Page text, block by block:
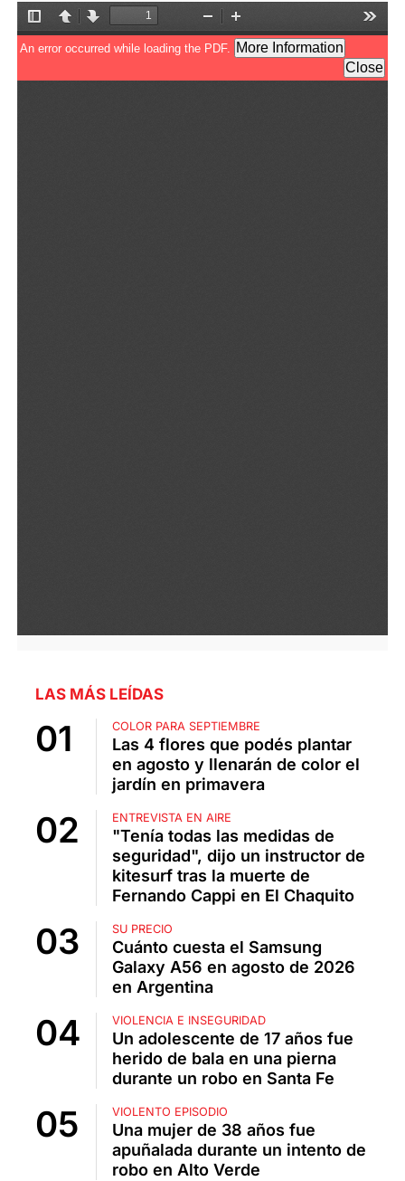
LAS MÁS LEÍDAS
COLOR PARA SEPTIEMBRE
Las 4 flores que podés plantar
en agosto y llenarán de color el
jardín en primavera
ENTREVISTA EN AIRE
"Tenía todas las medidas de
seguridad", dijo un instructor de
kitesurf tras la muerte de
Fernando Cappi en El Chaquito
SU PRECIO
Cuánto cuesta el Samsung
Galaxy A56 en agosto de 2026
en Argentina
VIOLENCIA E INSEGURIDAD
Un adolescente de 17 años fue
herido de bala en una pierna
durante un robo en Santa Fe
VIOLENTO EPISODIO
Una mujer de 38 años fue
apuñalada durante un intento de
robo en Alto Verde